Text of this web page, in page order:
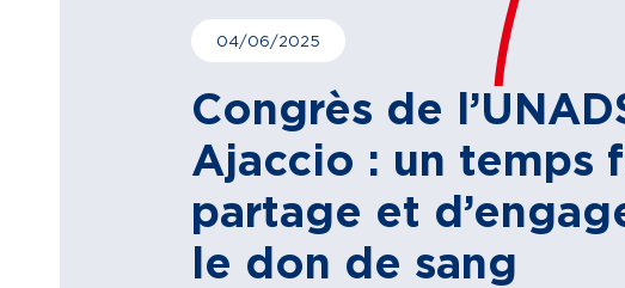
04/06/2025
Congrès de
Ajaccio : un temps
partage et
le don de sang